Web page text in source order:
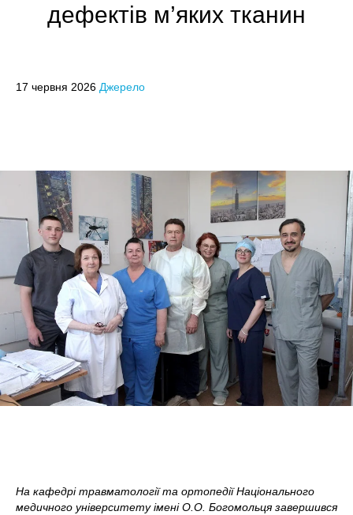
дефектів м’яких тканин
17 червня 2026 Джерело
На кафедрі травматології та ортопедії Національного
медичного університету імені О.О. Богомольця завершився